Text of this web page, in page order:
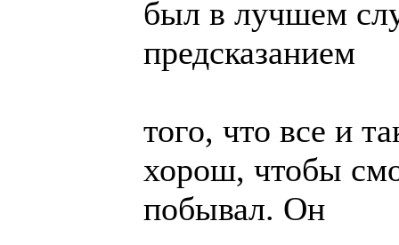
был в лучшем
предсказанием
того, что все и
хорош, чтобы
побывал. Он